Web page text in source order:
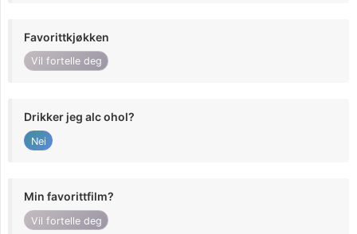
Favorittkjøkken
Vil fortelle deg
Drikker jeg alc ohol?
Nei
Min favorittfilm?
Vil fortelle deg